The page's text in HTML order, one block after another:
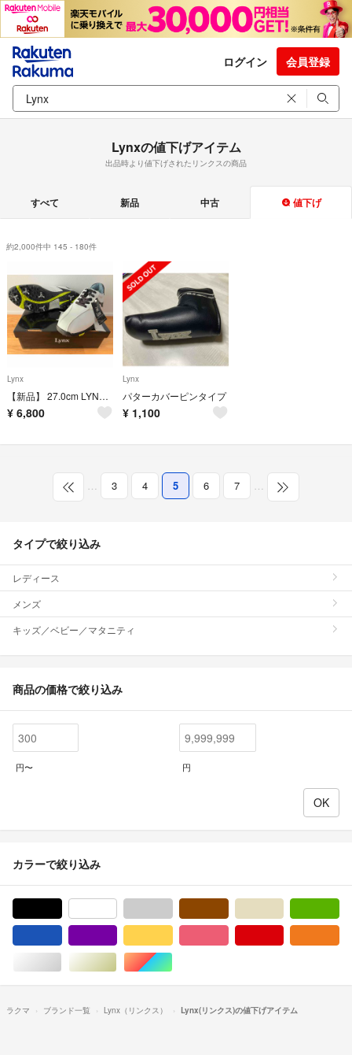
ログイン 会員登録
Lynxの値下げアイテム
出品時より値下げされたリンクスの商品
すべて 新品 中古 値下げ
約2,000件中 145 - 180件
Lynx
【新品】 27.0cm LYNX(リンクス) ゴルフシューズ LXSH-7568
¥ 6,800
Lynx
パターカバーピンタイプ
¥ 1,100
… 3 4 5 6 7 …
タイプで絞り込み
レディース
メンズ
キッズ／ベビー／マタニティ
商品の価格で絞り込み
円〜 円
カラーで絞り込み
シルバー/銀色系ゴールド/金色系マルチカラー
ラクマ ブランド一覧 Lynx（リンクス） Lynx(リンクス)の値下げアイテム